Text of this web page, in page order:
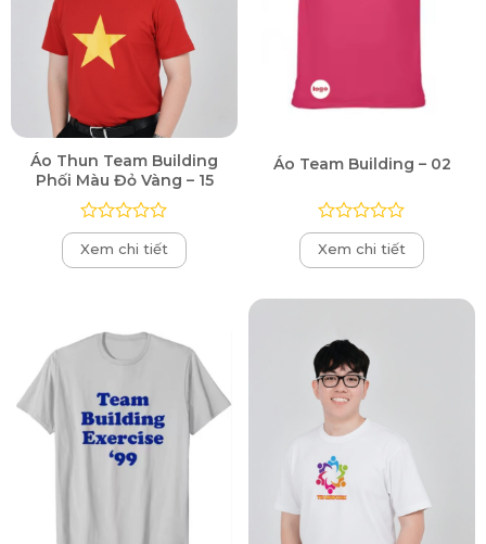
Áo Thun Team Building
Phối Màu Đỏ Vàng – 15
Được
xếp
hạng
Xem chi tiết
Áo Team Building – 02
Được
xếp
hạng
Xem chi tiết